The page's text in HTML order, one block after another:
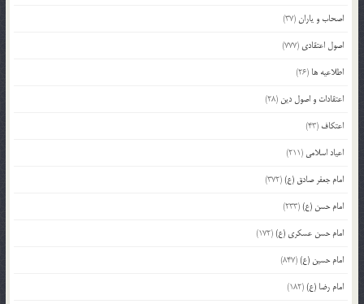
اصحاب و یاران(37)
اصول اعتقادی (777)
اطلاعیه ها (26)
اعتقادات و اصول دین (28)
اعتکاف (43)
اعیاد اسلامی (211)
امام جعفر صادق (ع)(372)
امام حسن (ع)(233)
امام حسن عسکری (ع)(172)
امام حسین (ع)(847)
امام رضا (ع)(182)